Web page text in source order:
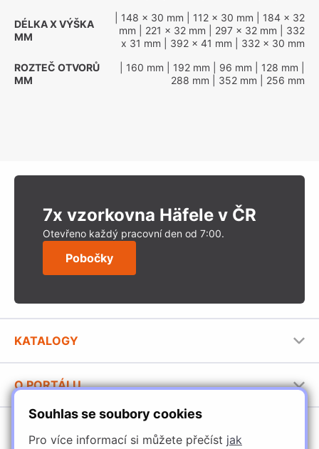
Souhlas se soubory cookies
Pro více informací si můžete přečíst jak
DÉLKA X VÝŠKA
MM
| 148 x 30 mm | 112 x 30 mm | 184 x 32
mm | 221 x 32 mm | 297 x 32 mm | 332
x 31 mm | 392 x 41 mm | 332 x 30 mm
ROZTEČ OTVORŮ
MM
| 160 mm | 192 mm | 96 mm | 128 mm
288 mm | 352 mm | 256 mm
7x vzorkovna Häfele v ČR
Otevřeno každý pracovní den od 7:00.
Pobočky
KATALOGY
Stavební katalog Häfele
Brožury Häfele
O PORTÁLU
Provozovatel portálu
Jak používat portál